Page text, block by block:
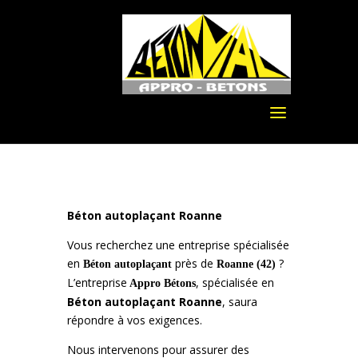
Béton autoplaçant Roanne
Vous recherchez une entreprise spécialisée
en Béton autoplaçant près de Roanne (42) ?
L’entreprise Appro Bétons, spécialisée en
Béton autoplaçant Roanne, saura
répondre à vos exigences.
Nous intervenons pour assurer des